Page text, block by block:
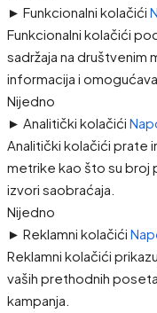
► Funkcionalni kolačići
Funkcionalni kolačići
sadržaja na društvenim
informacija i
Nijedno
► Analitički kolačići
Analitički kolačići prate
metrike kao što su broj
izvori saobraćaja.
Nijedno
► Reklamni kolačići
Reklamni kolačići
vaših prethodnih
kampanja.